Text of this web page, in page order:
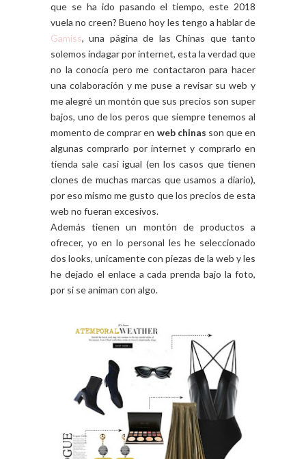
que se ha ido pasando el tiempo, este 2018
vuela no creen? Bueno hoy les tengo a hablar de
Gamiss, una página de las Chinas que tanto
solemos indagar por internet, esta la verdad que
no la conocía pero me contactaron para hacer
una colaboración y me puse a revisar su web y
me alegré un montón que sus precios son super
bajos, uno de los peros que siempre tenemos al
momento de comprar en web chinas son que en
algunas comprarlo por internet y comprarlo en
tienda sale casi igual (en los casos que tienen
clones de muchas marcas que usamos a diario),
por eso mismo me gusto que los precios de esta
web no fueran excesivos.
Además tienen un montón de productos a
ofrecer, yo en lo personal les he seleccionado
dos looks, unicamente con piezas de la web y les
he dejado el enlace a cada prenda bajo la foto,
por si se animan con algo.